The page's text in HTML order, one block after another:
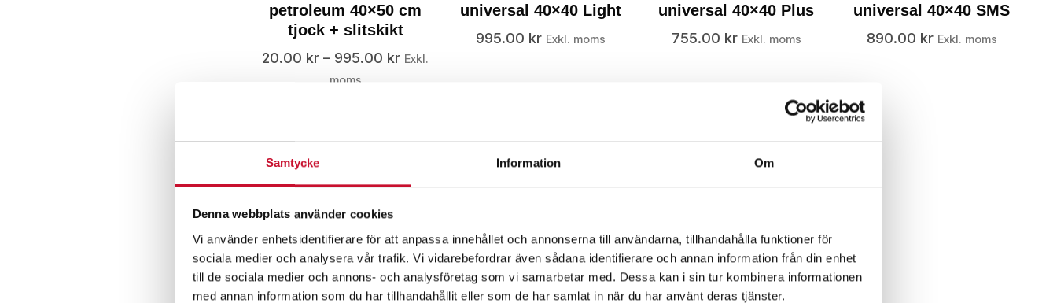
Samtycke Information Om
Denna webbplats använder cookies
Vi använder enhetsidentifierare för att anpassa innehållet och annonserna till användarna, tillhandahålla funktioner för
sociala medier och analysera vår trafik. Vi vidarebefordrar även sådana identifierare och annan information från din enhet
till de sociala medier och annons- och analysföretag som vi samarbetar med. Dessa kan i sin tur kombinera informationen
med annan information som du har tillhandahållit eller som de har samlat in när du har använt deras tjänster.
petroleum 40×50 cm
tjock + slitskikt
20.00 kr – 995.00 kr Exkl.
moms
universal 40×40 Light
995.00 kr Exkl. moms
universal 40×40 Plus
755.00 kr Exkl. moms
universal 40×40 SMS
890.00 kr Exkl. moms